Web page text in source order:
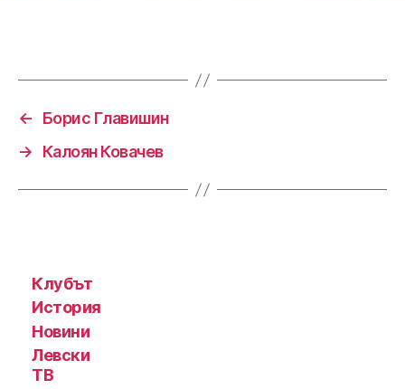
←
Борис Главишин
→
Калоян Ковачев
Клубът
История
Новини
Левски
ТВ